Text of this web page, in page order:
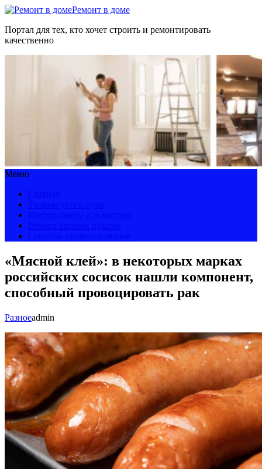
Ремонт в доме
Портал для тех, кто хочет строить и ремонтировать
качественно
Меню
«Мясной клей»: в некоторых марках
российских сосисок нашли компонент,
способный провоцировать рак
Разноеadmin